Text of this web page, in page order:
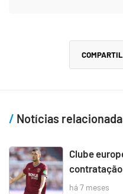
Notícias
Clube
contratação
há 7 meses